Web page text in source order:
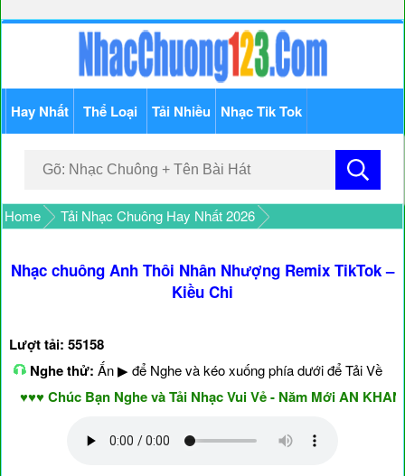
Hay Nhất Thể Loại Tải Nhiều Nhạc Tik Tok
Home Tải Nhạc Chuông Hay Nhất 2026
Nhạc chuông Anh Thôi Nhân Nhượng Remix TikTok –
Kiều Chi
Lượt tải: 55158
Nghe thử: Ấn ▶ để Nghe và kéo xuống phía dưới để Tải Về
Chúc Bạn Nghe và Tải Nhạc Vui Vẻ - Năm Mới AN KHANG &